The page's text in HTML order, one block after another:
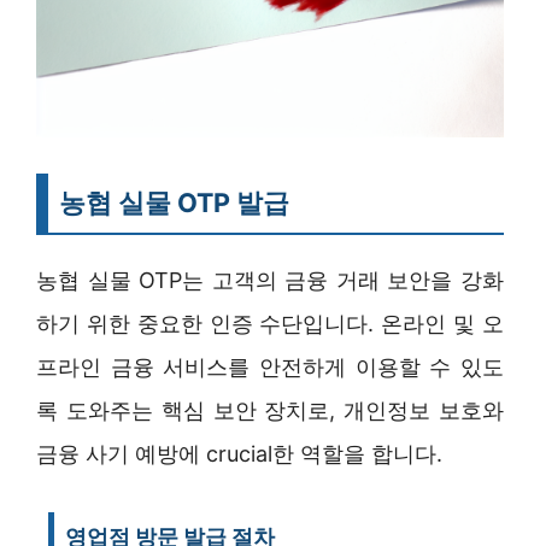
농협 실물 OTP 발급
농협 실물 OTP는 고객의 금융 거래 보안을 강화
하기 위한 중요한 인증 수단입니다. 온라인 및 오
프라인 금융 서비스를 안전하게 이용할 수 있도
록 도와주는 핵심 보안 장치로, 개인정보 보호와
금융 사기 예방에 crucial한 역할을 합니다.
영업점 방문 발급 절차